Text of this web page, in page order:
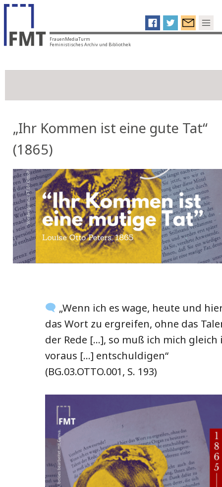
FrauenMediaTurm
Feministisches Archiv und Bibliothek
„Ihr Kommen ist eine gute Tat“
(1865)
„Wenn ich es wage, heute und
das Wort zu ergreifen, ohne das
der Rede […], so muß ich mich gleich
voraus […] entschuldigen“
(BG.03.OTTO.001, S. 193)